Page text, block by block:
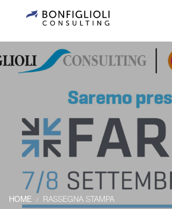
HOME / RASSEGNA STAMPA